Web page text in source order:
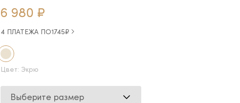
6 980 ₽
4 ПЛАТЕЖА ПО1745₽
Цвет: Экрю
Выберите размер